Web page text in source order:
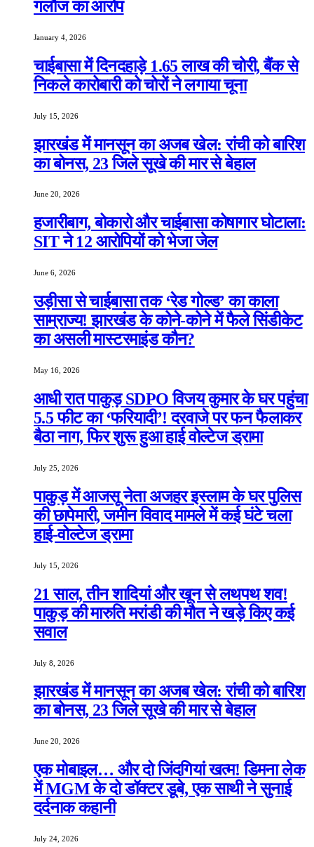
गलौज का आरोप
January 4, 2026
चाईबासा में दिनदहाड़े 1.65 लाख की चोरी, बैंक से
निकले कारोबारी को चोरों ने लगाया चूना
July 15, 2026
झारखंड में मानसून का अजब खेल: रांची को बारिश
का बोनस, 23 जिले सूखे की मार से बेहाल
June 20, 2026
हजारीबाग, बोकारो और चाईबासा कोषागार घोटाला:
SIT ने 12 आरोपियों को भेजा जेल
June 6, 2026
उड़ीसा से चाईबासा तक ‘रेड गोल्ड’ का काला
साम्राज्य! झारखंड के कोने-कोने में फैले सिंडीकेट
का असली मास्टरमाइंड कौन?
May 16, 2026
आधी रात पाकुड़ SDPO विजय कुमार के घर पहुंचा
5.5 फीट का ‘फरियादी’! दरवाजे पर फन फैलाकर
बैठा नाग, फिर शुरू हुआ हाई वोल्टेज ड्रामा
July 25, 2026
पाकुड़ में आजसू नेता अजहर इस्लाम के घर पुलिस
की छापेमारी, जमीन विवाद मामले में कई घंटे चला
हाई-वोल्टेज ड्रामा
July 15, 2026
21 साल, तीन शादियां और खून से लथपथ शव!
पाकुड़ की मारुति मरांडी की मौत ने खड़े किए कई
सवाल
July 8, 2026
झारखंड में मानसून का अजब खेल: रांची को बारिश
का बोनस, 23 जिले सूखे की मार से बेहाल
June 20, 2026
एक मोबाइल… और दो जिंदगियां खत्म! डिमना लेक
में MGM के दो डॉक्टर डूबे, एक साथी ने सुनाई
दर्दनाक कहानी
July 24, 2026